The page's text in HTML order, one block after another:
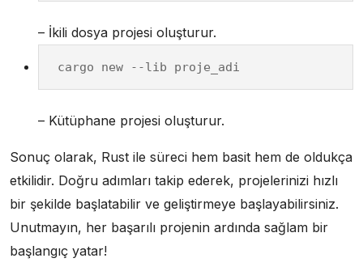
– İkili dosya projesi oluşturur.
cargo new --lib proje_adi
– Kütüphane projesi oluşturur.
Sonuç olarak, Rust ile süreci hem basit hem de oldukça
etkilidir. Doğru adımları takip ederek, projelerinizi hızlı
bir şekilde başlatabilir ve geliştirmeye başlayabilirsiniz.
Unutmayın, her başarılı projenin ardında sağlam bir
başlangıç yatar!